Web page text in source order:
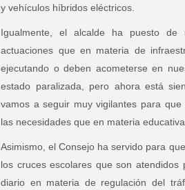
y vehículos híbridos eléctricos.
Igualmente, el alcalde ha puesto de
actuaciones que en materia de
ejecutando o deben acometerse en
estado paralizada, pero ahora está
vamos a seguir muy vigilantes para
las necesidades que en materia
Asimismo, el Consejo ha servido para
los cruces escolares que son
diario en materia de regulación del